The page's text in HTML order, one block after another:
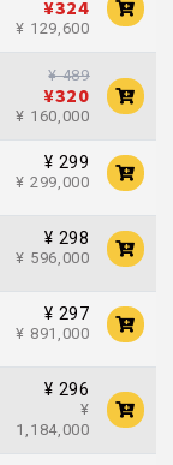
¥324
¥ 129,600
¥ 489
¥320
¥ 160,000
¥ 299
¥ 299,000
¥ 298
¥ 596,000
¥ 297
¥ 891,000
¥ 296
¥
1,184,000